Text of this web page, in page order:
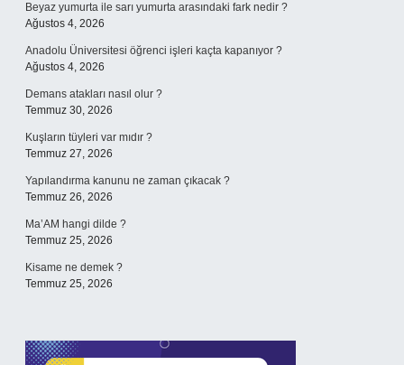
Beyaz yumurta ile sarı yumurta arasındaki fark nedir ?
Ağustos 4, 2026
Anadolu Üniversitesi öğrenci işleri kaçta kapanıyor ?
Ağustos 4, 2026
Demans atakları nasıl olur ?
Temmuz 30, 2026
Kuşların tüyleri var mıdır ?
Temmuz 27, 2026
Yapılandırma kanunu ne zaman çıkacak ?
Temmuz 26, 2026
Ma’AM hangi dilde ?
Temmuz 25, 2026
Kisame ne demek ?
Temmuz 25, 2026